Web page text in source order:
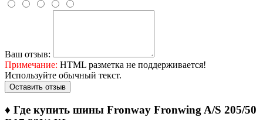
Ваш отзыв:
Примечание: HTML разметка не поддерживается!
Используйте обычный текст.
Оставить отзыв
♦ Где купить шины Fronway Fronwing A/S 205/50